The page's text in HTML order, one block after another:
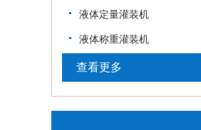
液体定量灌装机
液体称重灌装机
查看更多